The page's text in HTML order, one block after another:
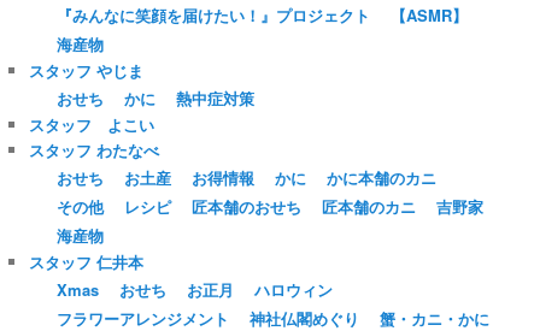
『みんなに笑顔を届けたい！』プロジェクト
【ASMR】
海産物
スタッフ やじま
おせち
かに
熱中症対策
スタッフ よこい
スタッフ わたなべ
おせち
お土産 お得情報 かに
かに本舗のカニ
その他
レシピ 匠本舗のおせち 匠本舗のカニ
吉野家
海産物
スタッフ 仁井本
Xmas
おせち お正月
ハロウィン
フラワーアレンジメント
神社仏閣めぐり
蟹・カニ・かに